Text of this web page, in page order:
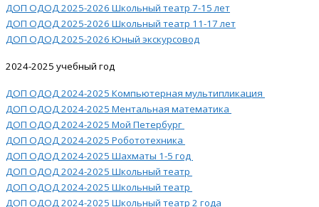
ДОП ОДОД 2025-2026 Школьный театр 7-15 лет
ДОП ОДОД 2025-2026 Школьный театр 11-17 лет
ДОП ОДОД 2025-2026 Юный экскурсовод
2024-2025 учебный год
ДОП ОДОД 2024-2025 Компьютерная мультипликация
ДОП ОДОД 2024-2025 Ментальная математика
ДОП ОДОД 2024-2025 Мой Петербург
ДОП ОДОД 2024-2025 Робототехника
ДОП ОДОД 2024-2025 Шахматы 1-5 год
ДОП ОДОД 2024-2025 Школьный театр
ДОП ОДОД 2024-2025 Школьный театр
ДОП ОДОД 2024-2025 Школьный театр 2 года